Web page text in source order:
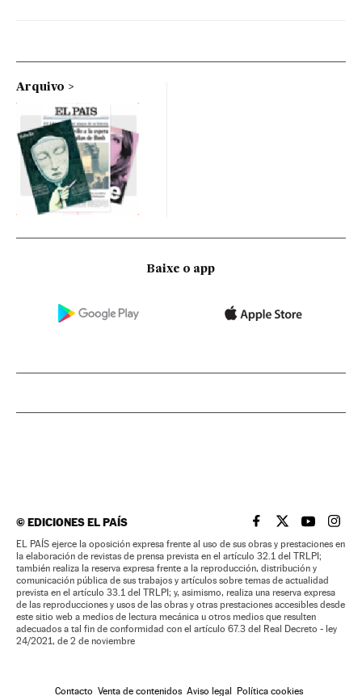
Arquivo
Baixe o app
©EDICIONES EL PAÍS EL PAÍS BRASIL EN
EL PAÍSEL PAÍS
EL
EL PAÍS ejerce la oposición expresa frente al uso de sus obras y prestaciones en
la elaboración de revistas de prensa prevista en el artículo 32.1 del TRLPI;
también realiza la reserva expresa frente a la reproducción, distribución y
comunicación pública de sus trabajos y artículos sobre temas de actualidad
prevista en el artículo 33.1 del TRLPI; y, asimismo, realiza una reserva expresa
de las reproducciones y usos de las obras y otras prestaciones accesibles desde
este sitio web a medios de lectura mecánica u otros medios que resulten
adecuados a tal fin de conformidad con el artículo 67.3 del Real Decreto - ley
24/2021, de 2 de noviembre
Contacto Venta de contenidos Aviso legal Política cookies